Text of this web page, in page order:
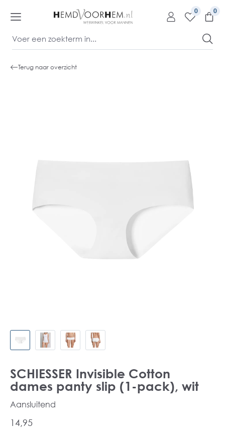
0
Terug naar overzicht
SCHIESSER Invisible Cotton
dames panty slip (1-pack), wit
Aansluitend
14,95